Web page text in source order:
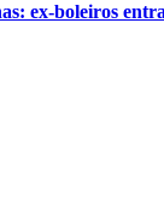
ex-boleiros